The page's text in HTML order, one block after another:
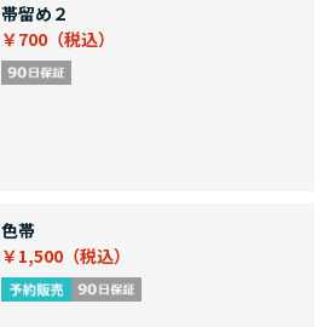
帯留め２
￥700
色帯
￥1,500